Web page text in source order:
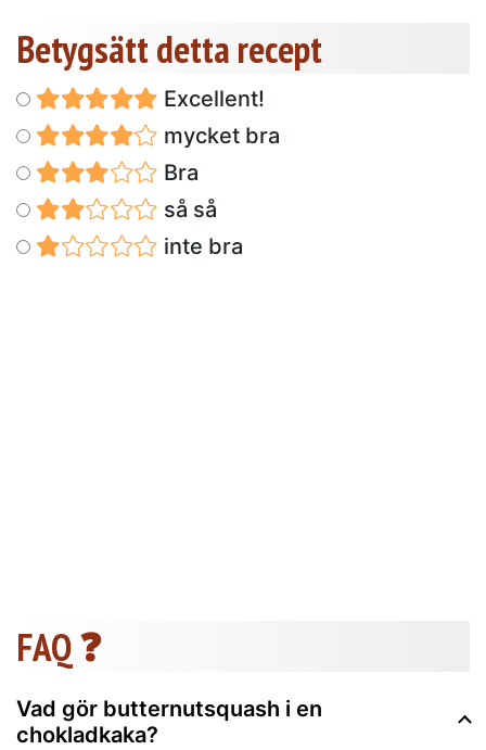
Betygsätt detta recept
Excellent!
mycket bra
Bra
så så
inte bra
FAQ ❓
Vad gör butternutsquash i en
chokladkaka?